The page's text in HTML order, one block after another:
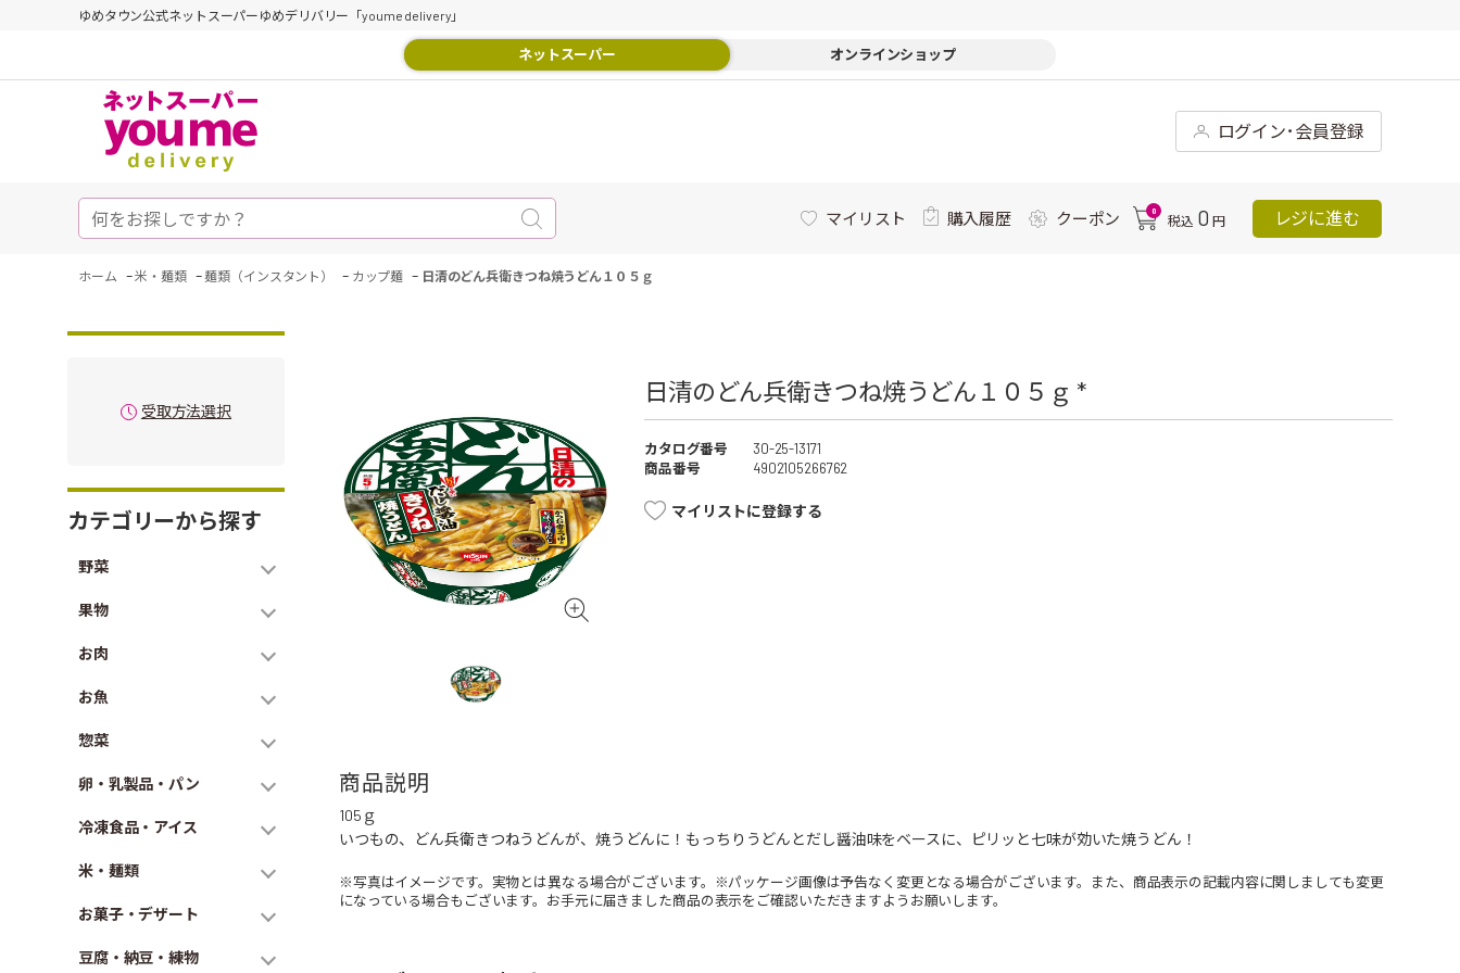
ゆめタウン公式ネットスーパーゆめデリバリー「youme delivery」
ネットスーパー オンラインショップ
ログイン･会員登録
マイリスト 購入履歴 クーポン 0
税込 0 円 レジに進む
ホーム -米・麺類 -麺類（インスタント） - カップ麺 - 日清のどん兵衛きつね焼うどん１０５ｇ
受取方法選択
カテゴリーから探す
野菜
果物
お肉
お魚
惣菜
卵・乳製品・パン
冷凍食品・アイス
米・麺類
お菓子・デザート
豆腐・納豆・練物
日清のどん兵衛きつね焼うどん１０５ｇ *
カタログ番号
30-25-13171
商品番号
4902105266762
マイリストに登録する
商品説明
105ｇ
いつもの、どん兵衛きつねうどんが、焼うどんに！もっちりうどんとだし醤油味をベースに、ピリッと七味が効いた焼うどん！
※写真はイメージです。実物とは異なる場合がございます。※パッケージ画像は予告なく変更となる場合がございます。また、商品表示の記載内容に関しましても変更
になっている場合もございます。お手元に届きました商品の表示をご確認いただきますようお願いします。